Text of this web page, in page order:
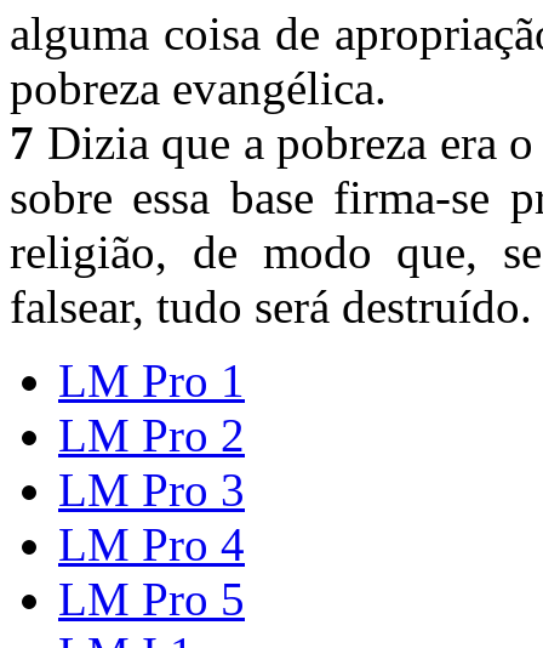
alguma coisa de
pobreza evangélica.
7 Dizia que a pobreza era
sobre essa base firma-se
religião, de modo que,
falsear, tudo será destruído.
LM Pro 1
LM Pro 2
LM Pro 3
LM Pro 4
LM Pro 5